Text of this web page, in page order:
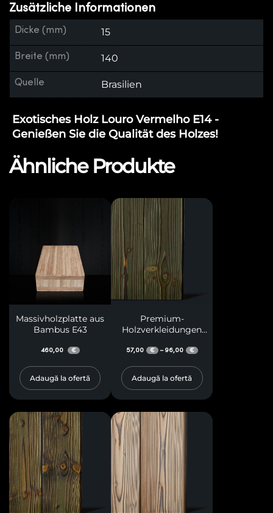
Zusätzliche Informationen
Dicke (mm) 15
Breite (mm) 140
Quelle Brasilien
Exotisches Holz Louro Vermelho E14 -
Genießen Sie die Qualität des Holzes!
Ähnliche Produkte
Massivholzplatte aus
Bambus E43
460,00 €
Adaugă la ofertă
Premium-
Holzverkleidungen
57,00 € – 96,00 €
Adaugă la ofertă